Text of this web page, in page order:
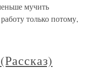
мучить
только потому,